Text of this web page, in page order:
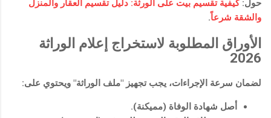
حول:كيفية تقسيم بيت على الورثة: دليل تقسيم العقار والمنزل
والشقة شرعاً.
الأوراق المطلوبة لاستخراج إعلام الوراثة
2026
لضمان سرعة الإجراءات، يجب تجهيز "ملف الوراثة" ويحتوي على:
أصل شهادة الوفاة (مميكنة).